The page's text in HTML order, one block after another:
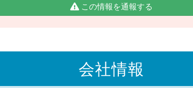
この情報を通報する
会社情報